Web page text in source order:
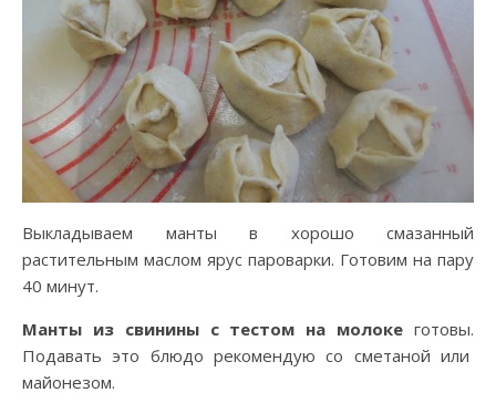
Выкладываем манты в хорошо смазанный
растительным маслом ярус пароварки. Готовим на пару
40 минут.
Манты из свинины с тестом на молоке готовы.
Подавать это блюдо рекомендую со сметаной или
майонезом.